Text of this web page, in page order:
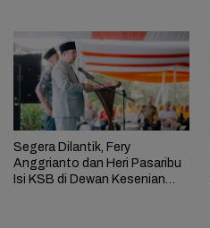
Segera Dilantik, Fery
Anggrianto dan Heri Pasaribu
Isi KSB di Dewan Kesenian